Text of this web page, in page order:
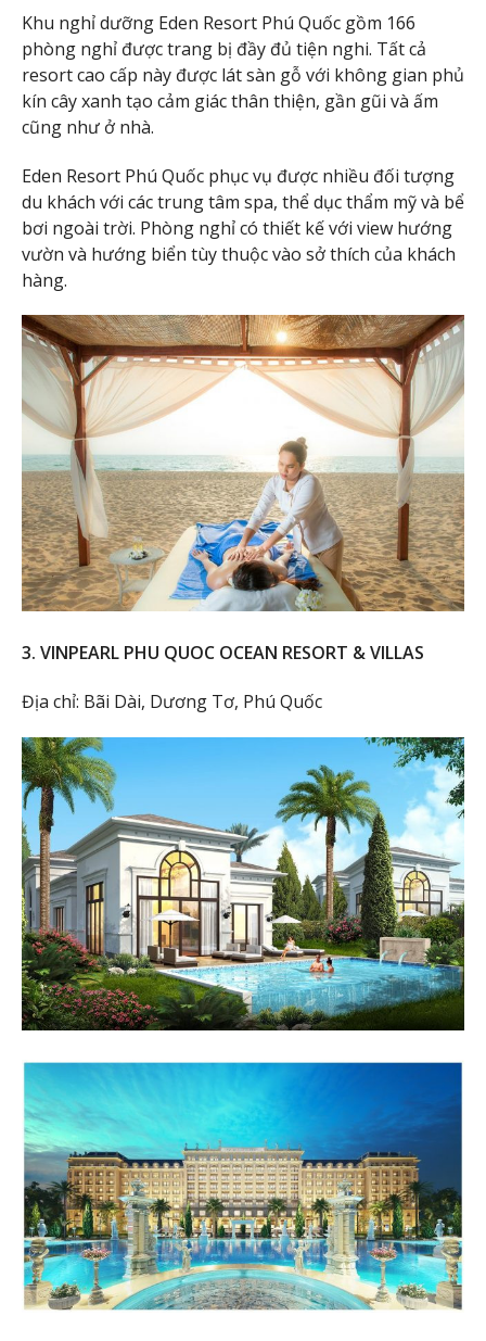
Khu nghỉ dưỡng Eden Resort Phú Quốc gồm 166
phòng nghỉ được trang bị đầy đủ tiện nghi. Tất cả
resort cao cấp này được lát sàn gỗ với không gian phủ
kín cây xanh tạo cảm giác thân thiện, gần gũi và ấm
cũng như ở nhà.
Eden Resort Phú Quốc phục vụ được nhiều đối tượng
du khách với các trung tâm spa, thể dục thẩm mỹ và bể
bơi ngoài trời. Phòng nghỉ có thiết kế với view hướng
vườn và hướng biển tùy thuộc vào sở thích của khách
hàng.
3. VINPEARL PHU QUOC OCEAN RESORT & VILLAS
Địa chỉ: Bãi Dài, Dương Tơ, Phú Quốc